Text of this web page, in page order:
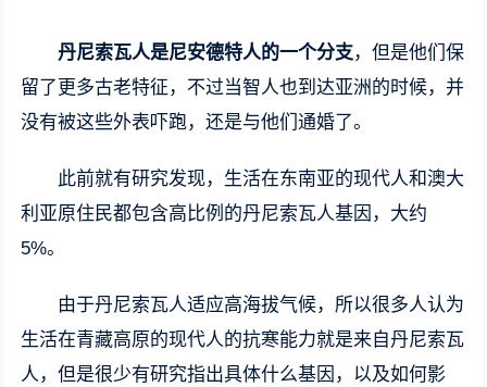
丹尼索瓦人是尼安德特人的一个分支，但是他们保
留了更多古老特征，不过当智人也到达亚洲的时候，并
没有被这些外表吓跑，还是与他们通婚了。
此前就有研究发现，生活在东南亚的现代人和澳大
利亚原住民都包含高比例的丹尼索瓦人基因，大约
5%。
由于丹尼索瓦人适应高海拔气候，所以很多人认为
生活在青藏高原的现代人的抗寒能力就是来自丹尼索瓦
人，但是很少有研究指出具体什么基因，以及如何影